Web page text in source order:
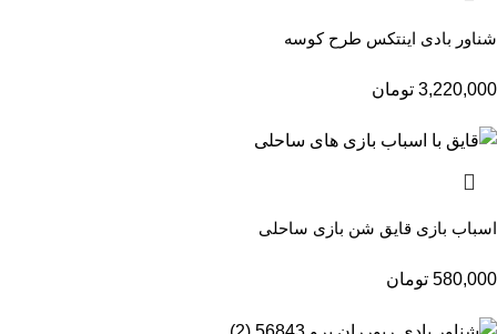
شناور بادی اینتکس طرح کوسه
3,220,000 تومان
اسباب بازی قایق شن بازی ساحلی
580,000 تومان